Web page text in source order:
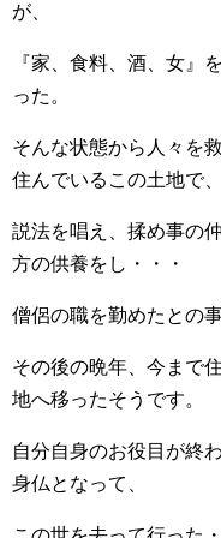
が、
『家、食料、酒、女』
った。
そんな状態から人々を
住んでいるこの土地で、
説法を唱え、揉め事の
方の供養をし・・・
僧侶の職を勤めたとの事
その後の晩年、今まで
地へ移ったそうです。
自分自身のお役目が終
身仏となって、